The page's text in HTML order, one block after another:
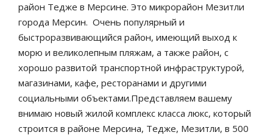
район Тедже в Мерсине. Это микрорайон Мезитли
города Мерсин. Очень популярный и
быстроразвивающийся район, имеющий выход к
морю и великолепным пляжам, а также район, с
хорошо развитой транспортной инфраструктурой,
магазинами, кафе, ресторанами и другими
социальными объектами.Представляем вашему
внимаю новый жилой комплекс класса люкс, который
строится в районе Мерсина, Тедже, Мезитли, в 500